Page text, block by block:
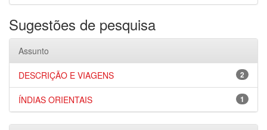
Sugestões de pesquisa
Assunto
2
DESCRIÇÃO E VIAGENS
1
ÍNDIAS ORIENTAIS